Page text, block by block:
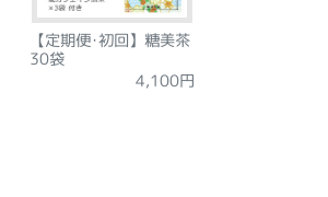
【定期便･初回】糖美茶
30袋
4,100円